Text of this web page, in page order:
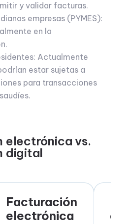
y validar facturas.
empresas (PYMES):
en la
Actualmente
estar sujetas a
para transacciones
electrónica vs.
digital
Facturación
electrónica